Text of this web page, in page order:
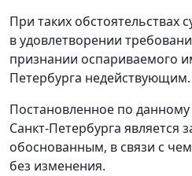
При таких обстоятельствах
в удовлетворении
признании оспариваемого
Петербурга недействующим.
Постановленное по
Санкт-Петербурга является
обоснованным, в связи с
без изменения.